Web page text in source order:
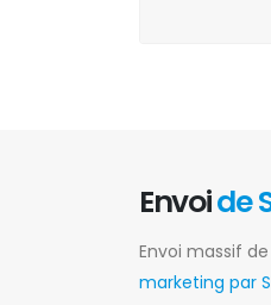
Envoide
Envoi massif
marketing par